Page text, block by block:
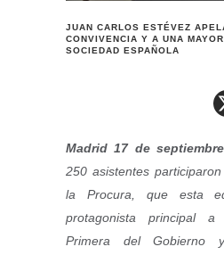
JUAN CARLOS ESTÉVEZ
CONVIVENCIA Y A UNA
SOCIEDAD ESPAÑOLA
Madrid 17 de
250 asistentes
la Procura, que esta
protagonista principal a
Primera del Gobierno